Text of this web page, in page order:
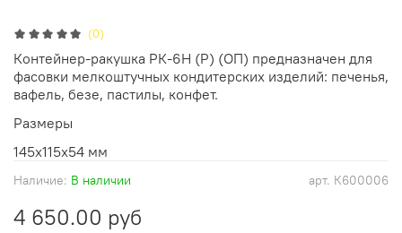
(0)
арт. К600006
Наличие: В наличии
4 650.00 руб
Контейнер-ракушка РК-6Н (Р) (ОП) предназначен для
фасовки мелкоштучных кондитерских изделий: печенья,
вафель, безе, пастилы, конфет.
Размеры
145х115х54 мм